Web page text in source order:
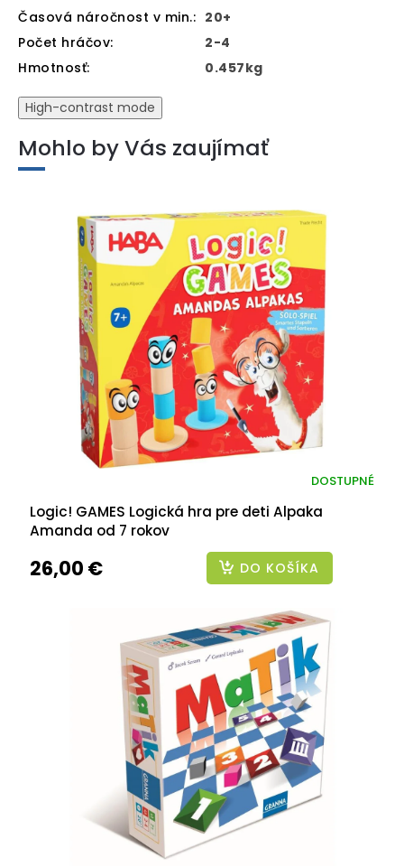
Časová náročnost v min.: 20+
Počet hráčov:
2-4
Hmotnosť: 0.457kg
High-contrast mode
Mohlo by Vás zaujímať
Logic! GAMES Logická hra pre deti Alpaka
Amanda od 7 rokov
DOSTUPNÉ
26,00 € DO KOŠÍKA